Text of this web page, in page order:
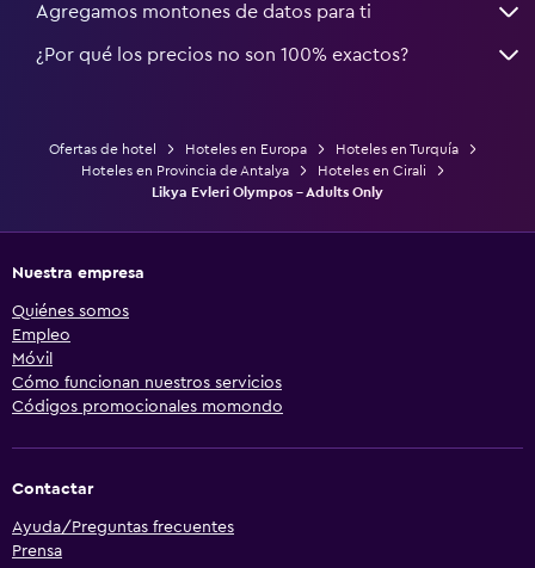
Agregamos montones de datos para ti
¿Por qué los precios no son 100% exactos?
Ofertas de hotel Hoteles en Europa
Hoteles en Turquía
Hoteles en Provincia de Antalya
Hoteles en Cirali
Likya Evleri Olympos - Adults Only
Nuestra empresa
Quiénes somos
Empleo
Móvil
Cómo funcionan nuestros servicios
Códigos promocionales momondo
Contactar
Ayuda/Preguntas frecuentes
Prensa